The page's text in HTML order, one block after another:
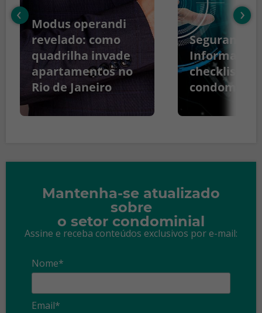
Modus operandi
revelado: como
quadrilha invade
apartamentos no
Rio de Janeiro
Segurança
Informação:
checklist
‹ ›
Mantenha-se atualizado
sobre
o setor condominial
Assine e receba conteúdos exclusivos por e-mail:
Nome*
Email*